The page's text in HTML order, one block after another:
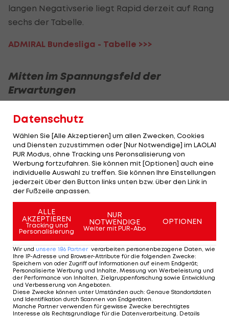
langen Negativserie liegt Rapid derzeit auf Rang
sechs der Tabelle.
ADMIRAL Bundesliga - Tabelle >>>
Mitten im Spannungsfeld der
Erwartungen
Der Sportchef räumt ein, dass manche
gezeigten Top-Leistungen entfernt seien.
Gleichzeitig mahnt er Geduld ein: Die Spieler
müssten Zeit bekommen, um ihr Potenzial wieder
abzurufen.
Zu Saisonbeginn sei der Hype groß gewesen –
möglicherweise zu groß. "Jeder hat dann auch
vom SK Rapid als einem Meisterkandidaten
gesprochen – genauso wie der Kader jetzt auf
einmal nicht einmal mehr Bundesliga-tauglich sein
soll."
Datenschutz
Wählen Sie [Alle Akzeptieren] um allen Zwecken, Cookies
und Diensten zuzustimmen oder [Nur Notwendige] im LAOLA1
PUR Modus, ohne Tracking uns Peronsalisierung von
Werbung fortzufahren. Sie können mit [Optionen] auch eine
individuelle Auswahl zu treffen. Sie können Ihre Einstellungen
jederzeit über den Button links unten bzw. über den Link in
der Fußzeile anpassen.
ALLE
AKZEPTIEREN
Tracking und
Personalisierung
NUR
NOTWENDIGE
Weiter mit PUR-Abo
OPTIONEN
Wir und unsere 186 Partner verarbeiten personenbezogene Daten, wie
Ihre IP-Adresse und Browser-Attribute für die folgenden Zwecke:
Speichern von oder Zugriff auf Informationen auf einem Endgerät;
Personalisierte Werbung und Inhalte, Messung von Werbeleistung und
der Performance von Inhalten, Zielgruppenforschung sowie Entwicklung
und Verbesserung von Angeboten.
Diese Zwecke können unter Umständen auch: Genaue Standortdaten
und Identifikation durch Scannen von Endgeräten.
Manche Partner verwenden für gewisse Zwecke berechtigtes
Interesse als Rechtsgrundlage für die Datenverarbeitung. Details